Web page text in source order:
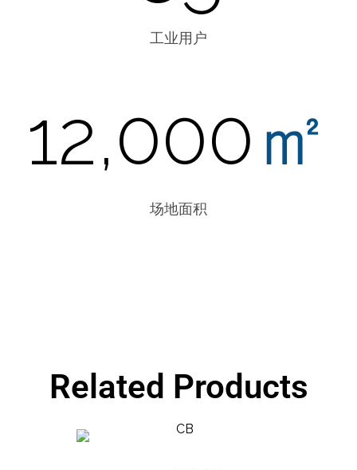
工业用户
12,000㎡
场地面积
Related Products